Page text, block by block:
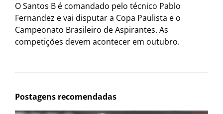
O Santos B é comandado pelo técnico Pablo
Fernandez e vai disputar a Copa Paulista e o
Campeonato Brasileiro de Aspirantes. As
competições devem acontecer em outubro.
Postagens recomendadas